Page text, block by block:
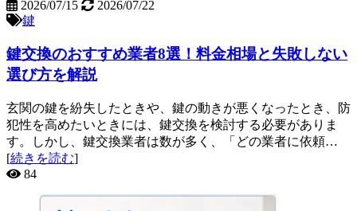
2026/07/15
2026/07/22
鍵
鍵交換のおすすめ業者8選！料金相場と失敗しない
選び方を解説
玄関の鍵を紛失したときや、鍵の動きが悪くなったとき、防
犯性を高めたいときには、鍵交換を検討する必要がありま
す。しかし、鍵交換業者は数が多く、「どの業者に依頼…
[続きを読む]
84